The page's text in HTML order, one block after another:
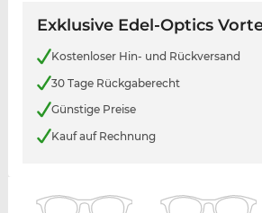
Exklusive Edel-Optics
Kostenloser Hin- und Rückversand
30 Tage Rückgaberecht
Günstige Preise
Kauf auf Rechnung